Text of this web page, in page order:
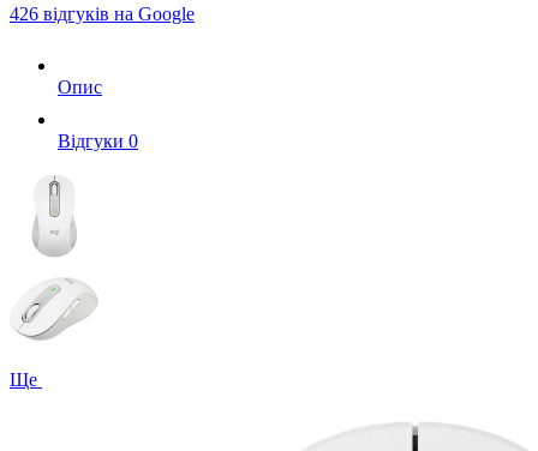
426 відгуків на Google
Опис
Вiдгуки 0
Ще